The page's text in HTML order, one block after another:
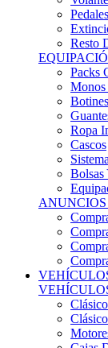
Pedales
Resto
Packs
Ropa
Cascos
Bolsas